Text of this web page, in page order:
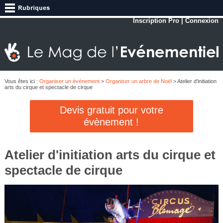
Inscription Pro |Connexion
Vous êtes ici : Organiser un événement> Organiser un arbre de Noël > Atelier d'initiation
arts du cirque et spectacle de cirque
Devis gratuit pour votre
évènement !
Atelier d'initiation arts du cirque et
spectacle de cirque